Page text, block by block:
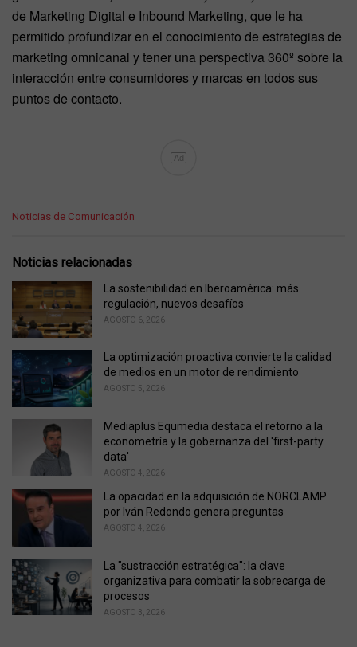
de Marketing Digital e Inbound Marketing, que le ha
permitido profundizar en el conocimiento de estrategias de
marketing omnicanal y tener una perspectiva 360º sobre la
interacción entre consumidores y marcas en todos sus
puntos de contacto.
Ad
C
e
o
r
e
Noticias de Comunicación
Noticias relacionadas
La sostenibilidad en Iberoamérica: más
regulación, nuevos desafíos
AGOSTO 6, 2026
La optimización proactiva convierte la calidad
de medios en un motor de rendimiento
AGOSTO 5, 2026
Mediaplus Equmedia destaca el retorno a la
econometría y la gobernanza del 'first-party
data'
AGOSTO 4, 2026
La opacidad en la adquisición de NORCLAMP
por Iván Redondo genera preguntas
AGOSTO 4, 2026
La "sustracción estratégica": la clave
organizativa para combatir la sobrecarga de
procesos
AGOSTO 3, 2026